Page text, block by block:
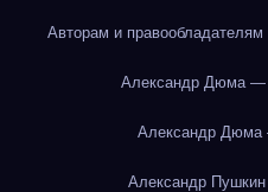
Авторам и правообладателям
Александр Дюма —
Александр Дюма
Александр